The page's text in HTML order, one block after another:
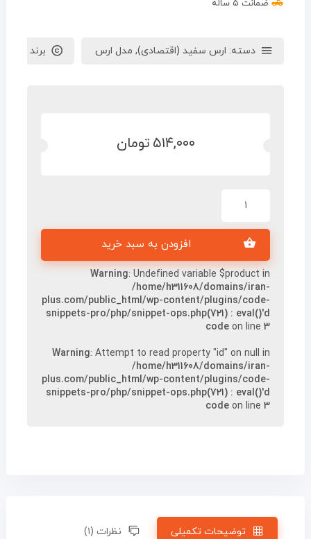
امتیازضمانت ۵ ساله
دسته: ارس سفید (اقتصادی), مدل ارس برند :
۵۱۴,۰۰۰ تومان
افزودن به سبد خرید
Warning: Undefined variable $product in
/home/h311608/domains/iran-
plus.com/public_html/wp-content/plugins/code-
snippets-pro/php/snippet-ops.php(721) : eval()'d
code on line۳
Warning: Attempt to read property "id" on null in
/home/h311608/domains/iran-
plus.com/public_html/wp-content/plugins/code-
snippets-pro/php/snippet-ops.php(721) : eval()'d
code on line۳
توضیحات تکمیلی نظرات (۱)